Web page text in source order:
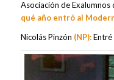
Asociación de
qué año entró al
Nicolás Pinzón (NP):Entré